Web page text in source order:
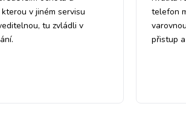
v jiném servisu
tu zvládli v
telefon
přistup